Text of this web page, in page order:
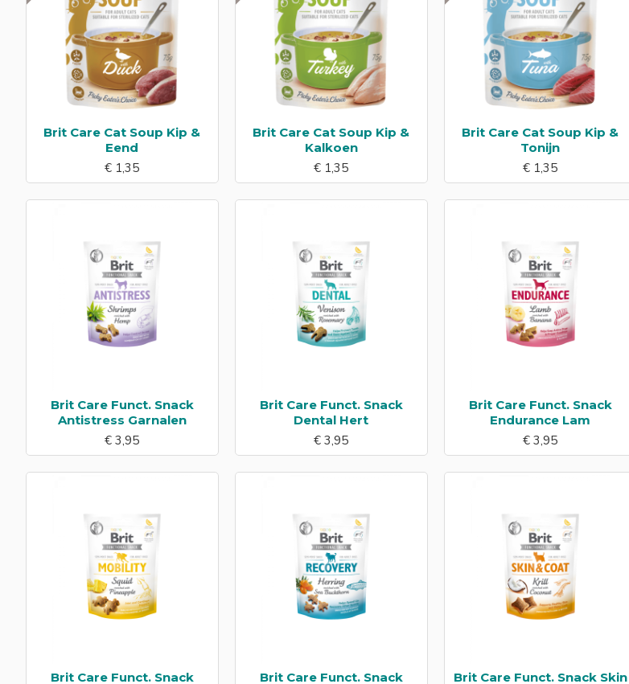
Brit Care Cat Soup Kip &
Eend
€ 1,35
Brit Care Cat Soup Kip &
Kalkoen
€ 1,35
Brit Care Cat Soup Kip &
Tonijn
€ 1,35
Brit Care Funct. Snack
Antistress Garnalen
€ 3,95
Brit Care Funct. Snack
Dental Hert
€ 3,95
Brit Care Funct. Snack
Endurance Lam
€ 3,95
Brit Care Funct. Snack
Brit Care Funct. Snack
Brit Care Funct. Snack Skin